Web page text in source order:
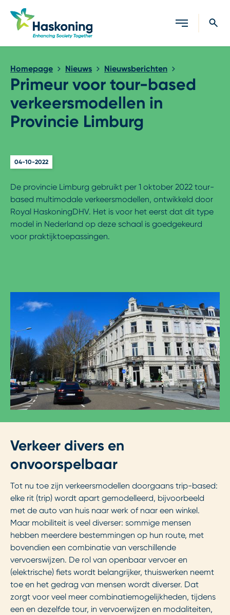
Sluiten
Homepage Nieuws Nieuwsberichten
Primeur voor tour-based
verkeersmodellen in
Provincie Limburg
04-10-2022
De provincie Limburg gebruikt per 1 oktober 2022 tour-
based multimodale verkeersmodellen, ontwikkeld door
Royal HaskoningDHV. Het is voor het eerst dat dit type
model in Nederland op deze schaal is goedgekeurd
voor praktijktoepassingen.
Verkeer divers en
onvoorspelbaar
Tot nu toe zijn verkeersmodellen doorgaans trip-based:
elke rit (trip) wordt apart gemodelleerd, bijvoorbeeld
met de auto van huis naar werk of naar een winkel.
Maar mobiliteit is veel diverser: sommige mensen
hebben meerdere bestemmingen op hun route, met
bovendien een combinatie van verschillende
vervoerswijzen. De rol van openbaar vervoer en
(elektrische) fiets wordt belangrijker, thuiswerken neemt
toe en het gedrag van mensen wordt diverser. Dat
zorgt voor veel meer combinatiemogelijkheden, tijdens
een en dezelfde tour, in vervoerwijzen en modaliteiten,